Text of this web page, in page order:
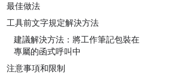
最佳做法
工具前文字規定解決方法
建議解決方法：將工作筆記包裝在
專屬的函式呼叫中
注意事項和限制